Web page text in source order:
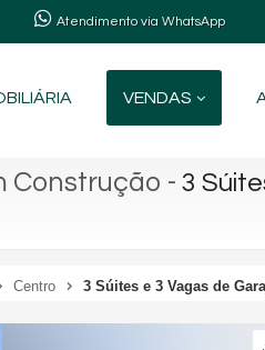
Atendimento via WhatsApp
VENDAS
Construção - 3
Centro 3 Súites e 3 Vagas de